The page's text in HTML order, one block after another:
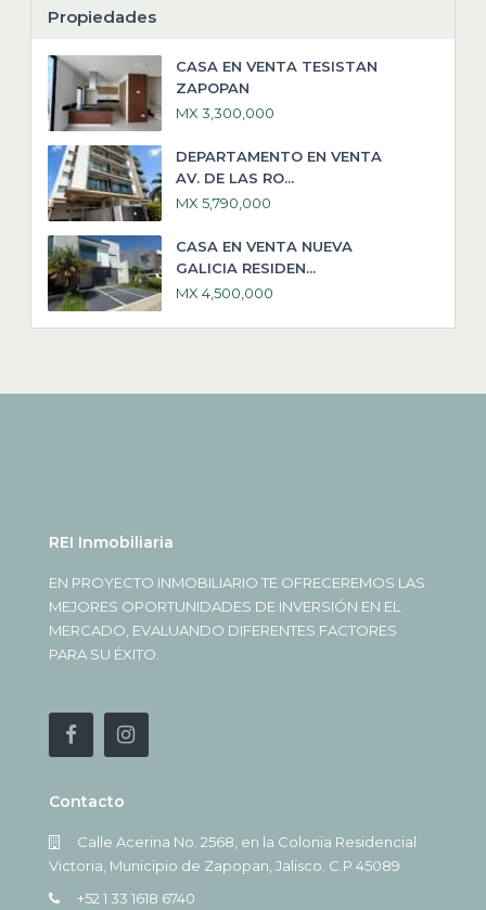
Propiedades
CASA EN VENTA TESISTAN
ZAPOPAN
MX 3,300,000
DEPARTAMENTO EN VENTA
AV. DE LAS RO...
MX 5,790,000
CASA EN VENTA NUEVA
GALICIA RESIDEN...
MX 4,500,000
REI Inmobiliaria
EN PROYECTO INMOBILIARIO TE OFRECEREMOS LAS
MEJORES OPORTUNIDADES DE INVERSIÓN EN EL
MERCADO, EVALUANDO DIFERENTES FACTORES
PARA SU ÉXITO.
Contacto
Calle Acerina No. 2568, en la Colonia Residencial
Victoria, Municipio de Zapopan, Jalisco. C.P 45089
+52 1 33 1618 6740